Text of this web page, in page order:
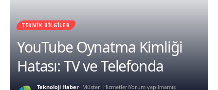
TEKNIK BILGILER
YouTube Oynatma Kimliği
Hatası: TV ve Telefonda
Teknoloji Haber- Müşteri HizmetleriYorum yapılmamış